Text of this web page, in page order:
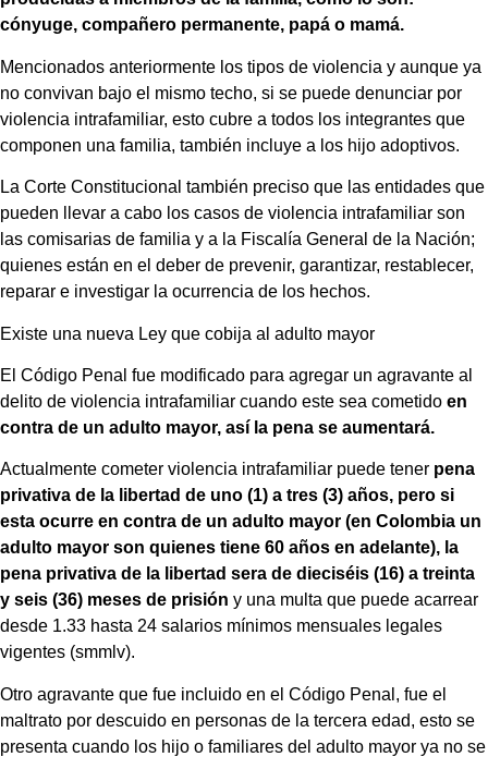
cónyuge, compañero permanente, papá o mamá.
Mencionados anteriormente los tipos de violencia y aunque ya
no convivan bajo el mismo techo, si se puede denunciar por
violencia intrafamiliar, esto cubre a todos los integrantes que
componen una familia, también incluye a los hijo adoptivos.
La Corte Constitucional también preciso que las entidades que
pueden llevar a cabo los casos de violencia intrafamiliar son
las comisarias de familia y a la Fiscalía General de la Nación;
quienes están en el deber de prevenir, garantizar, restablecer,
reparar e investigar la ocurrencia de los hechos.
Existe una nueva Ley que cobija al adulto mayor
El Código Penal fue modificado para agregar un agravante al
delito de violencia intrafamiliar cuando este sea cometido en
contra de un adulto mayor, así la pena se aumentará.
Actualmente cometer violencia intrafamiliar puede tener pena
privativa de la libertad de uno (1) a tres (3) años, pero si
esta ocurre en contra de un adulto mayor (en Colombia un
adulto mayor son quienes tiene 60 años en adelante), la
pena privativa de la libertad sera de dieciséis (16) a treinta
y seis (36) meses de prisión y una multa que puede acarrear
desde 1.33 hasta 24 salarios mínimos mensuales legales
vigentes (smmlv).
Otro agravante que fue incluido en el Código Penal, fue el
maltrato por descuido en personas de la tercera edad, esto se
presenta cuando los hijo o familiares del adulto mayor ya no se